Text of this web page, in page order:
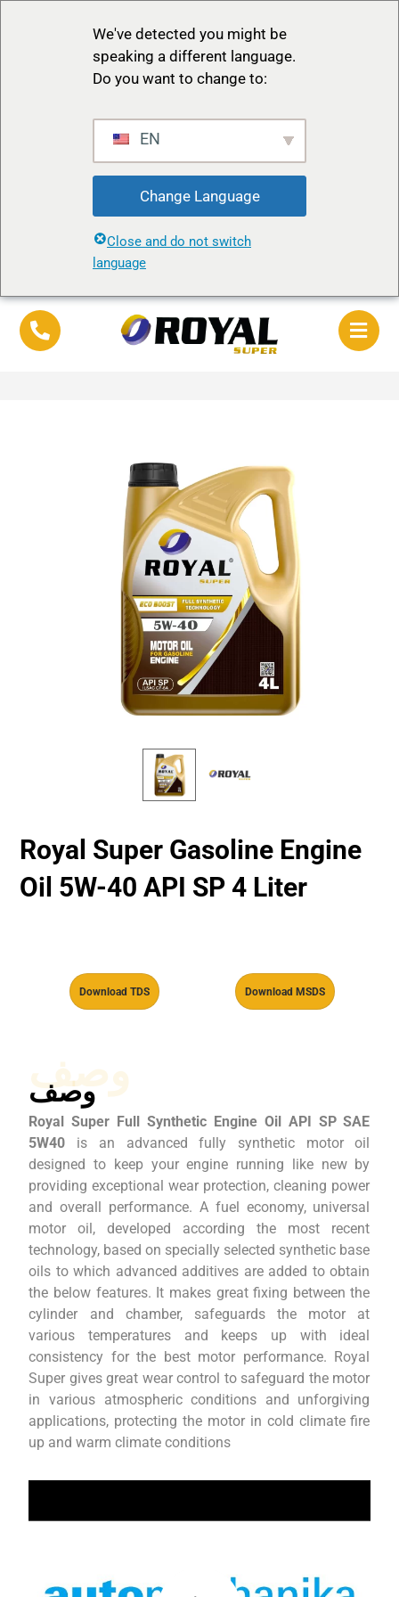
We've detected you might be
speaking a different language.
Do you want to change to:
EN
Change Language
Close and do not switch
language
Royal Super Gasoline Engine
Oil 5W-40 API SP 4 Liter
Download TDS Download MSDS
وصف
وصف
Royal Super Full Synthetic Engine Oil API SP SAE
5W40 is an advanced fully synthetic motor oil
designed to keep your engine running like new by
providing exceptional wear protection, cleaning power
and overall performance. A fuel economy, universal
motor oil, developed according the most recent
technology, based on specially selected synthetic base
oils to which advanced additives are added to obtain
the below features. It makes great fixing between the
cylinder and chamber, safeguards the motor at
various temperatures and keeps up with ideal
consistency for the best motor performance. Royal
Super gives great wear control to safeguard the motor
in various atmospheric conditions and unforgiving
applications, protecting the motor in cold climate fire
up and warm climate conditions